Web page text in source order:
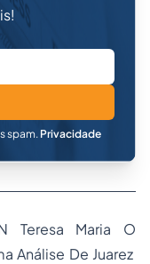
spam. Privacidade
Teresa Maria O
Análise De Juarez